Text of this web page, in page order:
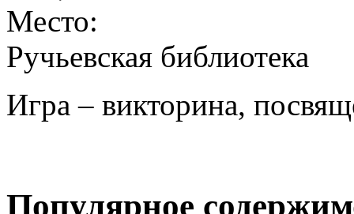
Место:
Ручьевская библиотека
Игра – викторина,
Популярное